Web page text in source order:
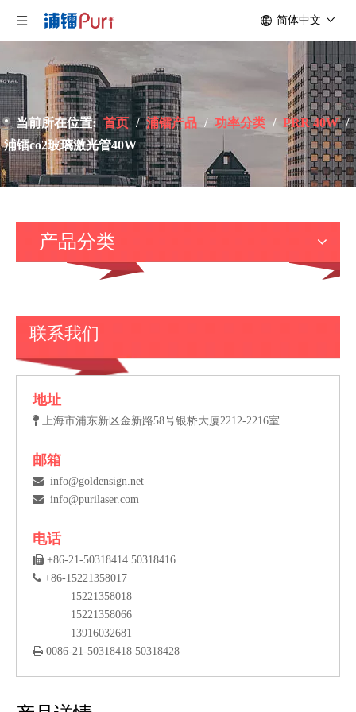
简体中文
当前所在位置: 首页 / 浦镭产品 / 功率分类 / PRR 40W /
浦镭co2玻璃激光管40W
产品分类
联系我们
地址
 上海市浦东新区金新路58号银桥大厦2212-2216室
邮箱
 info@goldensign.net
 info@purilaser.com
电话
 +86-21-50318414 50318416
 +86-15221358017
15221358018
15221358066
13916032681
 0086-21-50318418 50318428